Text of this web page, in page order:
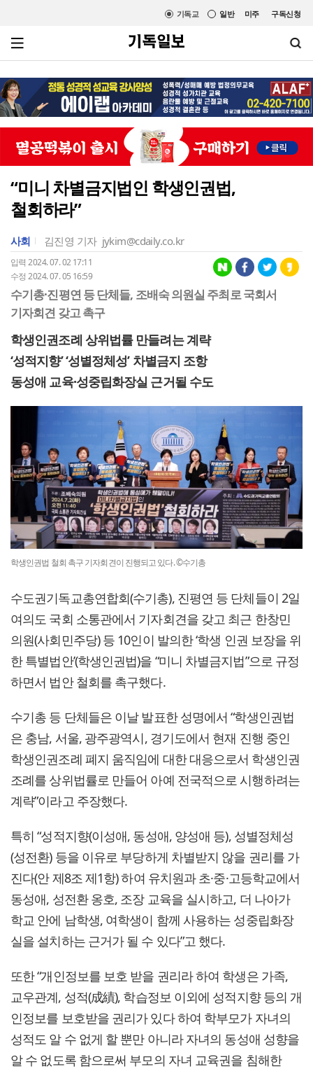
미주 구독신청
일반
기독교
“미니 차별금지법인 학생인권법,
철회하라”
사회 김진영 기자 jykim@cdaily.co.kr
입력 2024. 07. 02 17:11
수정 2024. 07. 05 16:59
수기총·진평연 등 단체들, 조배숙 의원실 주최로 국회서
기자회견 갖고 촉구
학생인권조례 상위법률 만들려는 계략
‘성적지향’ ‘성별정체성’ 차별금지 조항
동성애 교육·성중립화장실 근거될 수도
학생인권법 철회 촉구 기자회견이 진행되고 있다. ©수기총
수도권기독교총연합회(수기총), 진평연 등 단체들이 2일
여의도 국회 소통관에서 기자회견을 갖고 최근 한창민
의원(사회민주당) 등 10인이 발의한 ‘학생 인권 보장을 위
한 특별법안’(학생인권법)을 “미니 차별금지법”으로 규정
하면서 법안 철회를 촉구했다.
수기총 등 단체들은 이날 발표한 성명에서 “학생인권법
은 충남, 서울, 광주광역시, 경기도에서 현재 진행 중인
학생인권조례 폐지 움직임에 대한 대응으로서 학생인권
조례를 상위법률로 만들어 아예 전국적으로 시행하려는
계략”이라고 주장했다.
특히 “성적지향(이성애, 동성애, 양성애 등), 성별정체성
(성전환) 등을 이유로 부당하게 차별받지 않을 권리를 가
진다(안 제8조 제1항) 하여 유치원과 초·중·고등학교에서
동성애, 성전환 옹호, 조장 교육을 실시하고, 더 나아가
학교 안에 남학생, 여학생이 함께 사용하는 성중립화장
실을 설치하는 근거가 될 수 있다”고 했다.
또한 “개인정보를 보호 받을 권리라 하여 학생은 가족,
교우관계, 성적(成績), 학습정보 이외에 성적지향 등의 개
인정보를 보호받을 권리가 있다 하여 학부모가 자녀의
성적도 알 수 없게 할 뿐만 아니라 자녀의 동성애 성향을
알 수 없도록 함으로써 부모의 자녀 교육권을 침해한